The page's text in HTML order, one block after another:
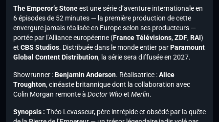
The Emperor’s Stoneest une série d’aventure internationale en
6 épisodes de 52 minutes — la première production de cette
envergure jamais réalisée en Europe selon ses producteurs —
portée par l’Alliance européenne (France Télévisions,ZDF,RAI)
et CBS Studios. Distribuée dans le monde entier parParamount
Global Content Distribution, la série sera diffusée en 2027.
Showrunner :Benjamin Anderson. Réalisatrice :Alice
Troughton, cinéaste britannique dont la collaboration avec
Colin Morgan remonte à Doctor Who et Merlin.
Synopsis : Théo Levasseur, père intrépide et obsédé par la quête